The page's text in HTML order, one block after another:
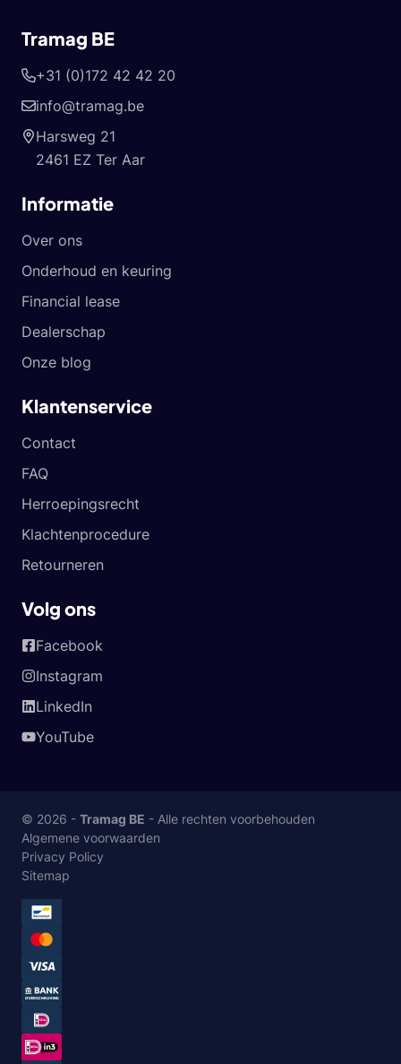
Tramag BE
+31 (0)172 42 42 20
info@tramag.be
Harsweg 21
2461 EZ Ter Aar
Informatie
Over ons
Onderhoud en keuring
Financial lease
Dealerschap
Onze blog
Klantenservice
Contact
FAQ
Herroepingsrecht
Klachtenprocedure
Retourneren
Volg ons
Facebook
Instagram
LinkedIn
YouTube
© 2026 - Tramag BE - Alle rechten voorbehouden
Algemene voorwaarden
Privacy Policy
Sitemap